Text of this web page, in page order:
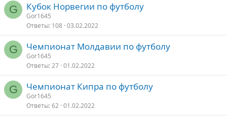
G Кубок Норвегии по футболу
Gor1645
Ответы 108 03.02.2022
G Чемпионат Молдавии по футболу
Gor1645
Ответы 27 01.02.2022
G Чемпионат Кипра по футболу
Gor1645
Ответы 62 01.02.2022